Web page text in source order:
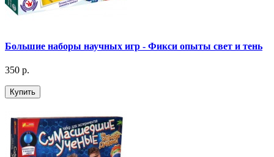
Большие наборы научных игр - Фикси опыты свет и тень
350 р.
Купить